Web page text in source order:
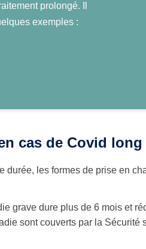
prolongé. Il
exemples :
cas de Covid long
les formes de prise en
grave dure plus de 6 mois et
sont couverts par la Sécurité